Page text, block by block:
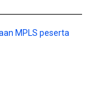
MPLS peserta